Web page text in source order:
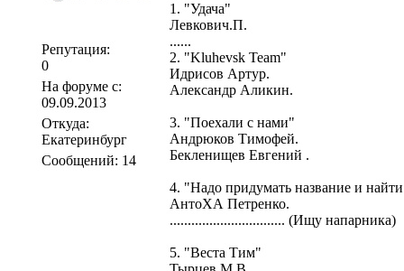
Репутация:
0
На форуме с:
09.09.2013
Откуда:
Екатеринбург
Сообщений: 14
1. "Удача"
Левкович.П.
......
2. "Kluhevsk Team"
Идрисов Артур.
Александр Аликин.
3. "Поехали с нами"
Андрюков Тимофей.
Бекленищев Евгений .
4. "Надо придумать название и
АнтоХА Петренко.
................................ (Ищу напарника)
5. "Веста Тим"